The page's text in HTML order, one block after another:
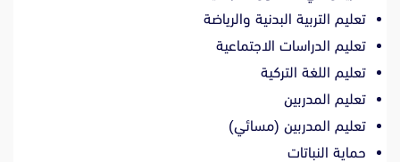
تعليم التربية البدنية والرياضة
تعليم الدراسات الاجتماعية
تعليم اللغة التركية
تعليم المدربين
تعليم المدربين (مسائي)
حماية النباتات